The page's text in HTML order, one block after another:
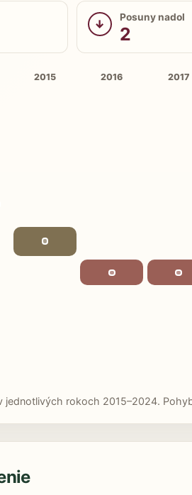
↓ Posuny nadol
2
2015 2016 2017
jednotlivých rokoch 2015–2024.